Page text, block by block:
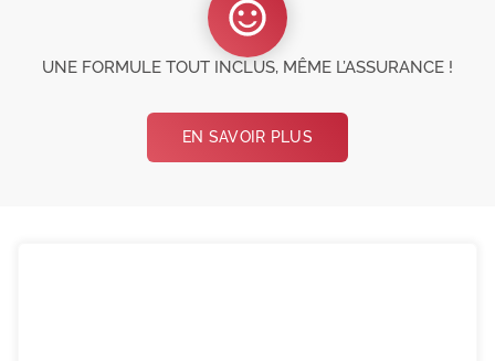
UNE FORMULE TOUT INCLUS, MÊME L’ASSURANCE !
EN SAVOIR PLUS